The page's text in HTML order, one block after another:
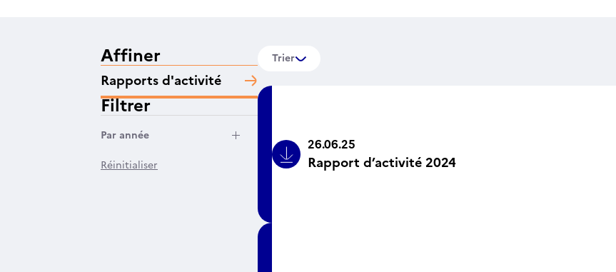
Affiner
Rapports d'activité
Filtrer
Par année
Réinitialiser
Trier
Bouton Icône
26.06.25
Rapport d’activité 2024